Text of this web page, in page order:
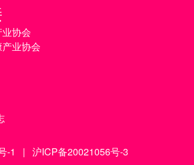
协会
业协会
-1 | 沪ICP备20021056号-3